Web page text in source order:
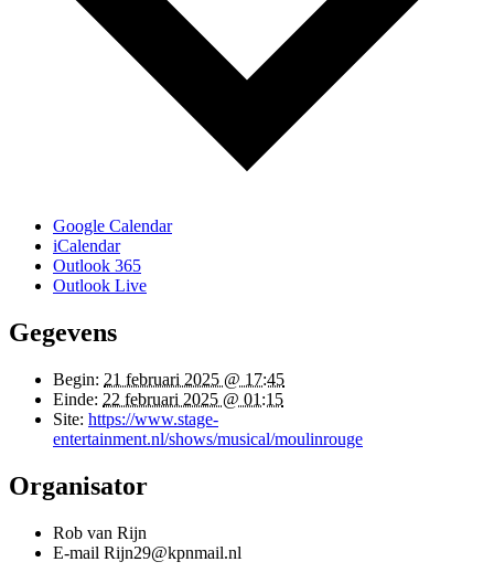
Google Calendar
iCalendar
Outlook 365
Outlook Live
Gegevens
Begin: 21 februari 2025 @ 17:45
Einde: 22 februari 2025 @ 01:15
Site: https://www.stage-
entertainment.nl/shows/musical/moulinrouge
Organisator
Rob van Rijn
E-mail Rijn29@kpnmail.nl